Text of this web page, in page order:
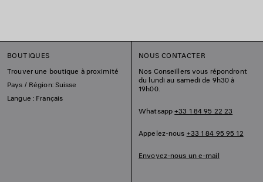
BOUTIQUES
Trouver une boutique à proximité
Pays / Région: Suisse
Langue : Français
NOUS CONTACTER
Nos Conseillers vous répondront
du lundi au samedi de 9h30 à
19h00.
Whatsapp+33 1 84 95 22 23
Appelez-nous +33 1 84 95 95 12
Envoyez-nous un e-mail